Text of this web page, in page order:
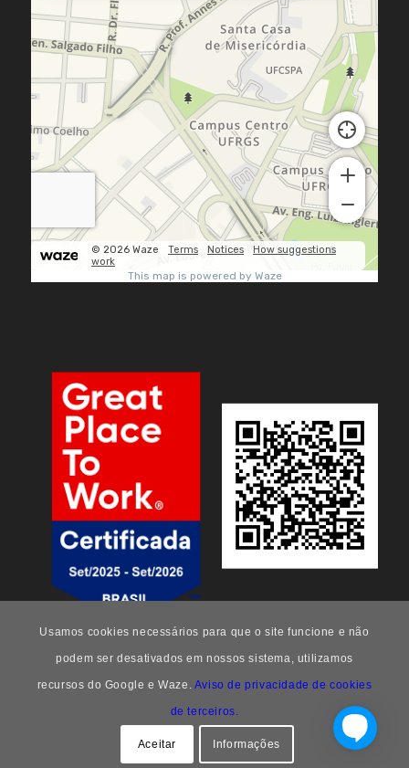
Enfold Theme by Kriesi
Usamos cookies necessários para que o site funcione e não
podem ser desativados em nossos sistema, utilizamos
recursos do Google e Waze. Aviso de privacidade de cookies
de terceiros.
Aceitar Informações